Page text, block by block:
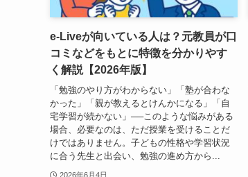
e-Liveが向いている人は？元教員が口
コミなどをもとに特徴を分かりやす
く解説【2026年版】
「勉強のやり方がわからない」「塾が合わな
かった」「親が教えるとけんかになる」「自
宅学習が続かない」──このような悩みがある
場合、必要なのは、ただ授業を受けることだ
けではありません。子どもの性格や学習状況
に合う先生と出会い、勉強の進め方から...
2026年6月4日